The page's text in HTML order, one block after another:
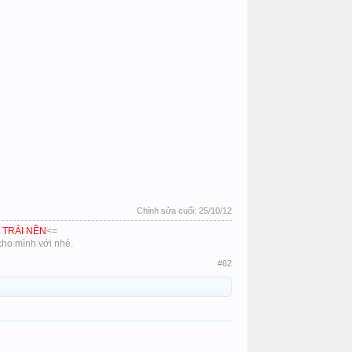
Chỉnh sửa cuối: 25/10/12
NỀN<=
mình với nhé.​
#62